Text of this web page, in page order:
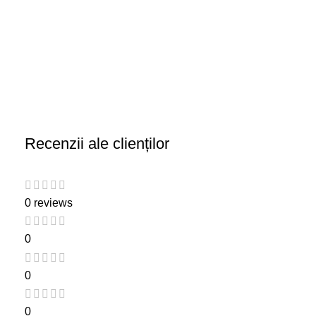
Recenzii ale clienților
0 reviews
0
0
0